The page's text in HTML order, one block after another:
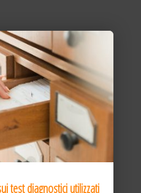
test diagnostici utilizzati